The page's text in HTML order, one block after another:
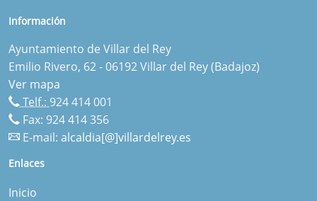
Información
Ayuntamiento de Villar del Rey
Emilio Rivero, 62 - 06192 Villar del Rey (Badajoz)
Ver mapa
Telf.: 924 414 001
Fax: 924 414 356
E-mail: alcaldia[@]villardelrey.es
Enlaces
Inicio